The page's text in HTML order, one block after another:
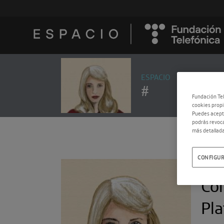
ESPACIO
#
Fundación
cookies
Puedes
podrás
más